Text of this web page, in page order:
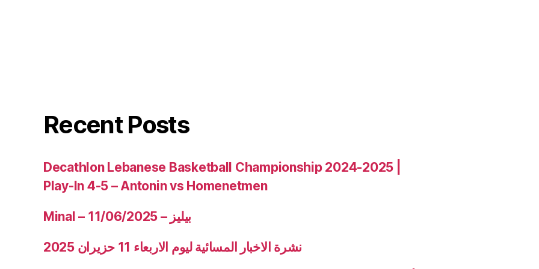
Recent Posts
Decathlon Lebanese Basketball Championship 2024-2025 |
Play-In 4-5 – Antonin vs Homenetmen
Minal – 11/06/2025 – بيليز
نشرة الاخبار المسائية ليوم الاربعاء 11 حزيران 2025